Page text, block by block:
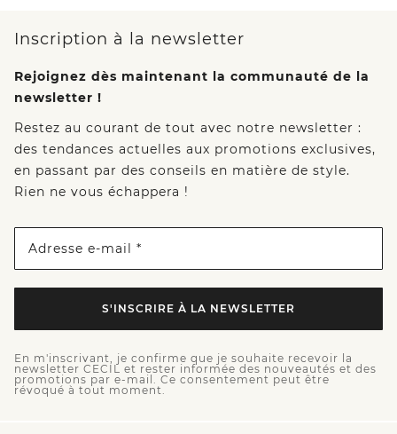
Inscription à la newsletter
Rejoignez dès maintenant la communauté de la
newsletter !
Restez au courant de tout avec notre newsletter :
des tendances actuelles aux promotions exclusives,
en passant par des conseils en matière de style.
Rien ne vous échappera !
Adresse e-mail *
S'INSCRIRE À LA NEWSLETTER
En m'inscrivant, je confirme que je souhaite recevoir la
newsletter CECIL et rester informée des nouveautés et des
promotions par e-mail. Ce consentement peut être
révoqué à tout moment.